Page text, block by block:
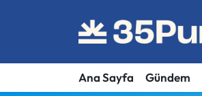
Ana Sayfa Gündem